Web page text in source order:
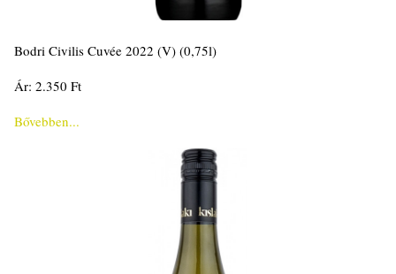
Bodri Civilis Cuvée 2022 (V) (0,75l)
Ár: 2.350 Ft
Bővebben...